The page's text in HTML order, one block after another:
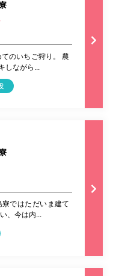
のいちご狩り。 農
しながら...
ではただいま建て
、今は内...